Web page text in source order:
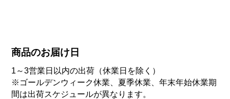
商品のお届け日
1～3営業日以内の出荷（休業日を除く）
※ゴールデンウィーク休業、夏季休業、年末年始休業期
間は出荷スケジュールが異なります。